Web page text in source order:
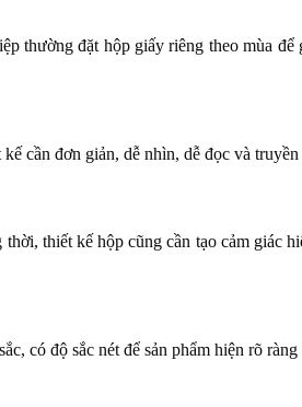
thường đặt hộp giấy riêng theo mùa để
cần đơn giản, dễ nhìn, dễ đọc và
thiết kế hộp cũng cần tạo cảm giác
có độ sắc nét để sản phẩm hiện rõ ràng